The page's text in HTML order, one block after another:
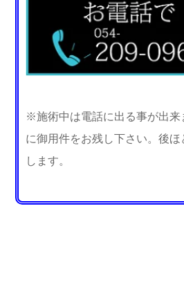
※施術中は電話に出る事が出来
に御用件をお残し下さい。後
します。